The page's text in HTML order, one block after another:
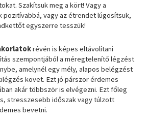
Szakítsuk meg a kört! Vagy a
pozitívabbá, vagy az étrendet lúgosítsuk,
egyszerre tesszük!
révén is képes eltávolítani
szempontjából a méregtelenítő légzést
amelynél egy mély, alapos belégzést
követ. Ezt jó párszor érdemes
akár többször is elvégezni. Ezt főleg
stresszesebb időszak vagy túlzott
bevetni.